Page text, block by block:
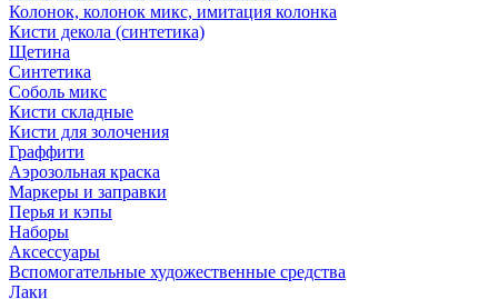
Колонок, колонок микс, имитация колонка
Кисти декола (синтетика)
Щетина
Синтетика
Соболь микс
Кисти складные
Кисти для золочения
Граффити
Аэрозольная краска
Маркеры и заправки
Перья и кэпы
Наборы
Аксессуары
Вспомогательные художественные средства
Лаки